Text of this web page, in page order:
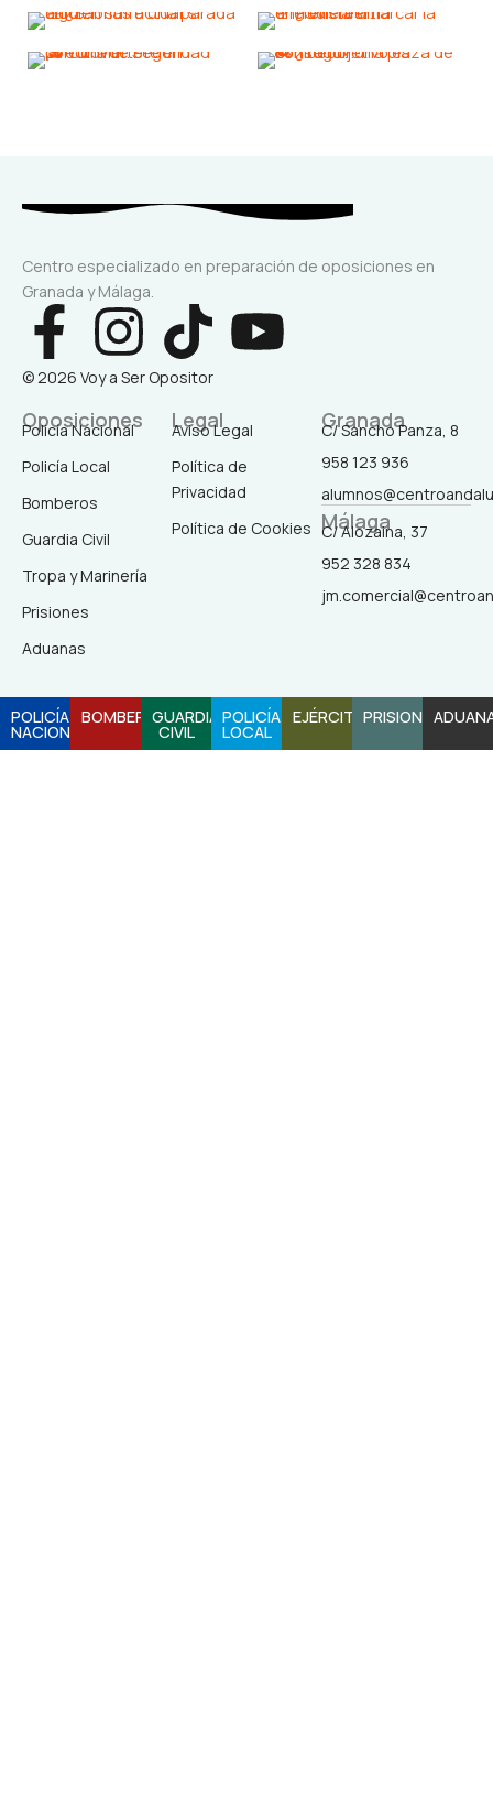
Centro especializado en preparación de oposiciones en
Granada y Málaga.
F
a
c
e
b
o
o
k
-
I
n
s
a
g
a
m
T
i
k
t
o
Y
u
© 2026 Voy a Ser Opositor
Oposiciones
Policía Nacional
Policía Local
Bomberos
Guardia Civil
Tropa y Marinería
Prisiones
Aduanas
Legal
Aviso Legal
Política de
Privacidad
Política de Cookies
Granada
C/ Sancho Panza, 8
958 123 936
Málaga
C/ Alozaina, 37
952 328 834
POLICÍA
NACIONAL
BOMBEROSGUARDIA
CIVIL
POLICÍA
LOCAL
EJÉRCITOPRISIONES